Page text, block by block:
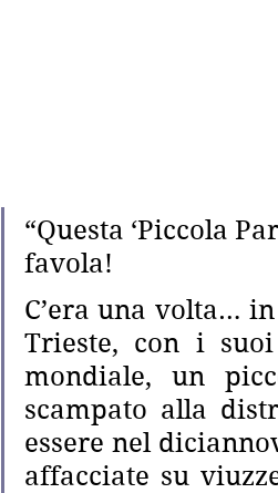
“Questa ‘Piccola
favola!
C’era una volta…
Trieste, con i
mondiale, un
scampato alla
essere nel
affacciate su